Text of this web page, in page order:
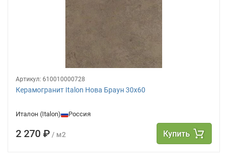
Артикул: 610010000728
Керамогранит Italon Нова Браун 30х60
Италон (Italon) Россия
2 270 ₽ / м2 Купить